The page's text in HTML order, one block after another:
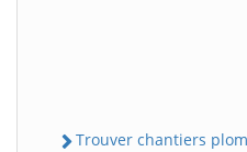
Trouver chantiers